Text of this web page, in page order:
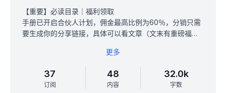
【重要】必读目录｜福利领取
手册已开启合伙人计划，佣金最高比例为60％，分销只需
要生成你的分享链接，具体可以看文章（文末有重磅福
加我微信：zuoyu7788 备注「小册」，拉你进「专属引
流陪伴群」和「全网88种引流招数」。
整理了超多黑科技工具以及副业资料
点击蓝色字体：进「果果酱陪你终身成长」星球，领取搞
更多
37
订阅
48
内容
32.0k
字数